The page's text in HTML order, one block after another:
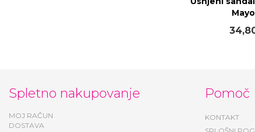
Spletno nakupovanje
MOJ RAČUN
DOSTAVA
Pomoč
KONTAKT